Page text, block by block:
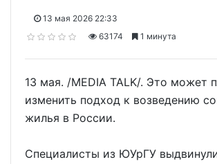
13 мая 2026 22:33
63174
1 минута
13 мая. /MEDIA TALK/. Это может
изменить подход к возведению
жилья в России.
Специалисты из ЮУрГУ